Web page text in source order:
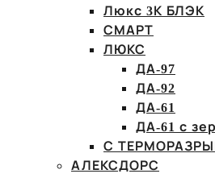
Люкс 3К БЛЭК
СМАРТ
ЛЮКС
ДА-97
ДА-92
ДА-61
ДА-61 с
С
АЛЕКСДОРС